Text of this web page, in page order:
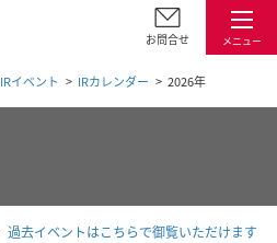
メニュー
お問合せ
IRイベント IRカレンダー 2026年
過去イベントはこちらで御覧いただけます